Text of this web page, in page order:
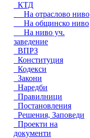
КТД
На отраслово ниво
На общинско ниво
На ниво уч.
заведение
ВПРЗ
Конституция
Кодекси
Закони
Наредби
Правилници
Постановления
Решения, Заповеди
Проекти на
документи